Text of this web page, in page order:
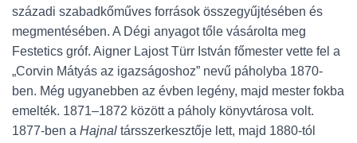
századi szabadkőműves források összegyűjtésében és
megmentésében. A Dégi anyagot tőle vásárolta meg
Festetics gróf. Aigner Lajost Türr István főmester vette fel a
„Corvin Mátyás az igazságoshoz” nevű páholyba 1870-
ben. Még ugyanebben az évben legény, majd mester fokba
emelték. 1871–1872 között a páholy könyvtárosa volt.
1877-ben a Hajnal társszerkesztője lett, majd 1880-tól